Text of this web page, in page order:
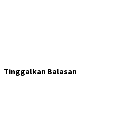
Tinggalkan Balasan